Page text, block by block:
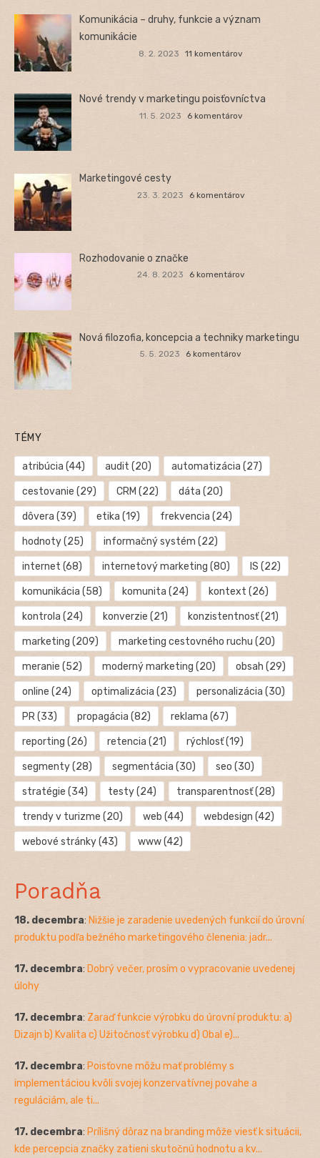
Komunikácia – druhy, funkcie a význam
komunikácie
8. 2. 2023 11 komentárov
Nové trendy v marketingu poisťovníctva
11. 5. 2023 6 komentárov
Marketingové cesty
23. 3. 2023 6 komentárov
Rozhodovanie o značke
24. 8. 2023 6 komentárov
Nová filozofia, koncepcia a techniky marketingu
5. 5. 2023 6 komentárov
TÉMY
atribúcia (44) audit (20) automatizácia (27)
cestovanie (29) CRM (22) dáta (20)
dôvera (39) etika (19) frekvencia (24)
hodnoty(25) informačný systém (22)
internet (68) internetový marketing (80) IS (22)
komunikácia (58) komunita (24) kontext (26)
kontrola (24) konverzie (21) konzistentnosť(21)
marketing (209) marketing cestovného ruchu (20)
meranie (52) moderný marketing (20) obsah (29)
online (24) optimalizácia (23) personalizácia (30)
PR(33) propagácia (82) reklama (67)
reporting (26) retencia (21) rýchlosť(19)
segmenty(28) segmentácia (30) seo (30)
stratégie (34) testy(24) transparentnosť(28)
trendy v turizme (20) web (44) webdesign (42)
webové stránky(43) www(42)
Poradňa
18. decembra: Nižšie je zaradenie uvedených funkcií do úrovní
produktu podľa bežného marketingového členenia: jadr...
17. decembra: Dobrý večer, prosím o vypracovanie uvedenej
úlohy
17. decembra: Zaraď funkcie výrobku do úrovní produktu: a)
Dizajn b) Kvalita c) Užitočnosť výrobku d) Obal e)...
17. decembra: Poisťovne môžu mať problémy s
implementáciou kvôli svojej konzervatívnej povahe a
reguláciám, ale ti...
17. decembra: Prílišný dôraz na branding môže viesť k situácii,
kde percepcia značky zatieni skutočnú hodnotu a kv...